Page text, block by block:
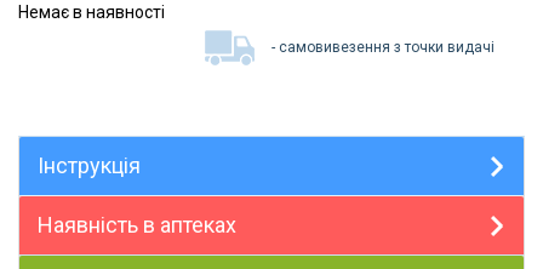
Немає в наявності
- самовивезення з точки видачі
Інструкція
Наявність в аптеках